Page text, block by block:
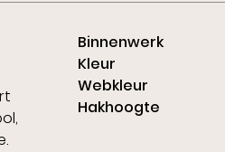
Binnenwerk
Kleur
Webkleur
Hakhoogte